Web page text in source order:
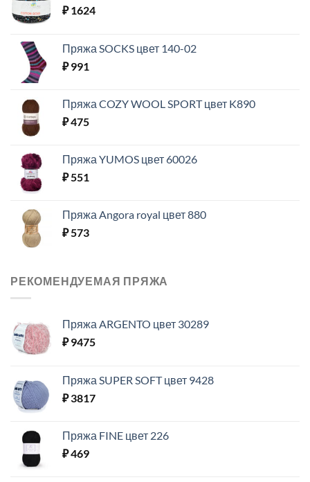
₽1624
Пряжа SOCKS цвет 140-02
₽991
Пряжа COZY WOOL SPORT цвет K890
₽475
Пряжа YUMOS цвет 60026
₽551
Пряжа Angora royal цвет 880
₽573
РЕКОМЕНДУЕМАЯ ПРЯЖА
Пряжа ARGENTO цвет 30289
₽9475
Пряжа SUPER SOFT цвет 9428
₽3817
Пряжа FINE цвет 226
₽469